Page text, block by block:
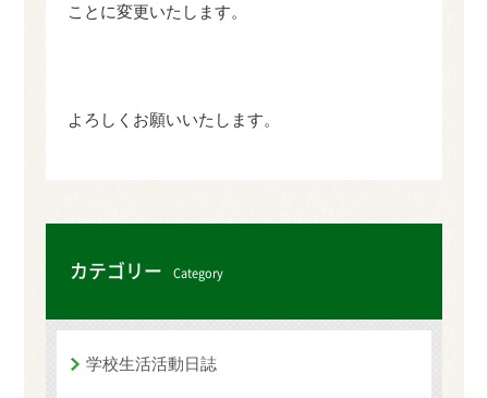
ことに変更いたします。
よろしくお願いいたします。
カテゴリー Category
学校生活活動日誌